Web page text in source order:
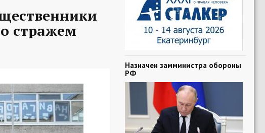
стражем
Назначен замминистра обороны
РФ